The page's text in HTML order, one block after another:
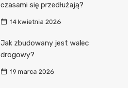
czasami się przedłużają?
14 kwietnia 2026
Jak zbudowany jest walec
drogowy?
19 marca 2026